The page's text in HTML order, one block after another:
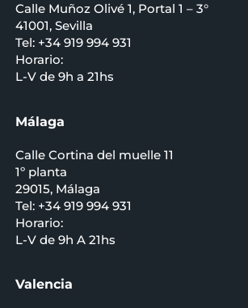
Calle Muñoz Olivé 1, Portal 1 – 3°
41001, Sevilla
Tel: +34 919 994 931
Horario:
L-V de 9h a 21hs
Málaga
Calle Cortina del muelle 11
1º planta
29015, Málaga
Tel: +34 919 994 931
Horario:
L-V de 9h A 21hs
Valencia